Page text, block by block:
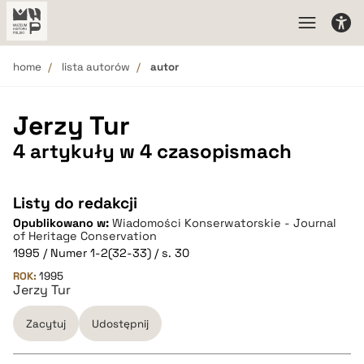
home lista autorów autor
Jerzy Tur
4 artykuły w 4 czasopismach
Listy do redakcji
Opublikowano w: Wiadomości Konserwatorskie - Journal
of Heritage Conservation
1995 / Numer 1-2(32-33) / s. 30
ROK: 1995
Jerzy Tur
Zacytuj Udostępnij